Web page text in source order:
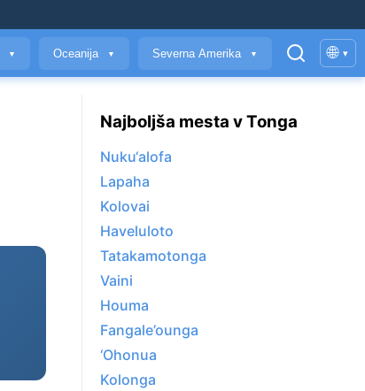
▼ Oceanija ▼ Severna Amerika ▼ 🌐 ▾
Najboljša mesta v Tonga
Nuku‘alofa
Lapaha
Kolovai
Haveluloto
Tatakamotonga
Vaini
Houma
Fangale’ounga
‘Ohonua
Kolonga